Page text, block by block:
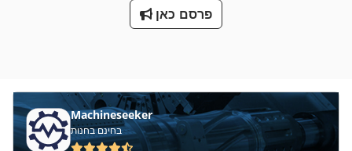
פרסם כאן
Machineseeker
בחינם בחנות